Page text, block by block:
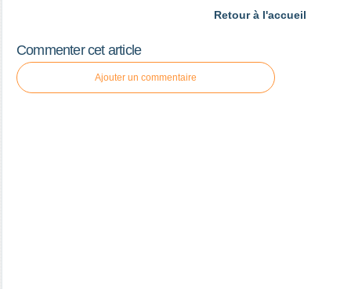
Retour à l'accueil
Commenter cet article
Ajouter un commentaire